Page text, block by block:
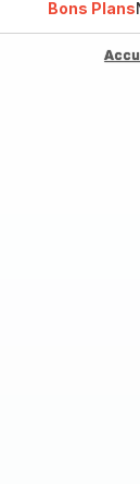
Bons Plans